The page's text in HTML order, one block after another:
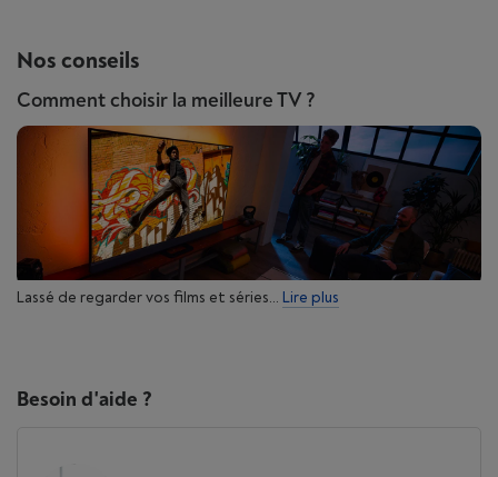
Nos conseils
Comment choisir la meilleure TV ?
Lassé de regarder vos films et séries... Lire plus
Besoin d'aide ?